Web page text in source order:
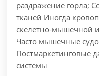
раздражение горла;
тканей Иногда
скелетно-мышечной
Часто мышечные
Постмаркетинговые
системы